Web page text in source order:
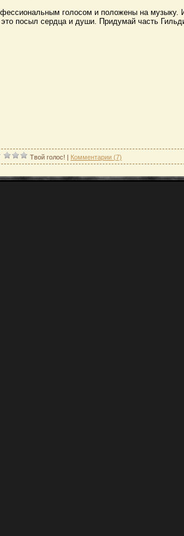
голосом и положены на музыку.
посыл сердца и души. Придумай часть
Твой голос! Комментарии (7)